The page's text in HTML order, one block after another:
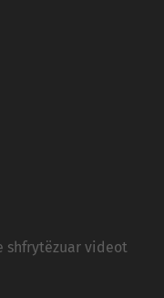
shfrytëzuar videot